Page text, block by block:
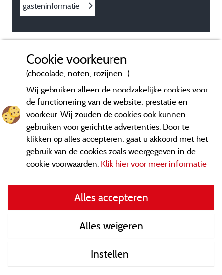
gasteninformatie
General terms of use
Contact gegevens
Algemene verkoopvoorwaarden
Cookie voorkeuren
(chocolade, noten, rozijnen...)
Wij gebruiken alleen de noodzakelijke cookies voor
de functionering van de website, prestatie en
voorkeur. Wij zouden de cookies ook kunnen
gebruiken voor gerichtte advertenties. Door te
klikken op alles accepteren, gaat u akkoord met het
gebruik van de cookies zoals weergegeven in de
cookie voorwaarden. Klik hier voor meer informatie
Alles accepteren
Alles weigeren
Instellen